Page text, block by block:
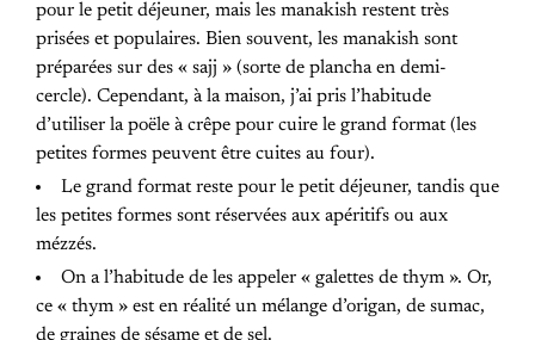
pour le petit déjeuner, mais les manakish restent très
prisées et populaires. Bien souvent, les manakish sont
préparées sur des « sajj » (sorte de plancha en demi-
cercle). Cependant, à la maison, j’ai pris l’habitude
d’utiliser la poële à crêpe pour cuire le grand format (les
petites formes peuvent être cuites au four).
Le grand format reste pour le petit déjeuner, tandis que
les petites formes sont réservées aux apéritifs ou aux
mézzés.
On a l’habitude de les appeler « galettes de thym ». Or,
ce « thym » est en réalité un mélange d’origan, de sumac,
de graines de sésame et de sel.